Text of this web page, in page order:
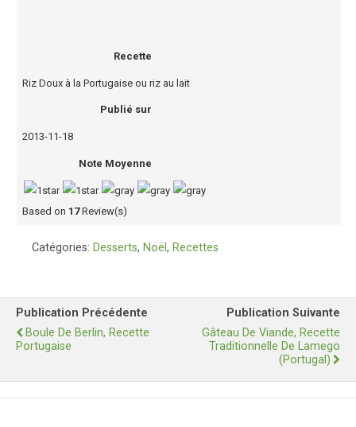
Recette
Riz Doux à la Portugaise ou riz au lait
Publié sur
2013-11-18
Note Moyenne
Based on 17 Review(s)
Catégories: Desserts, Noël , Recettes
Publication Précédente
Boule De Berlin, Recette
Portugaise
Publication Suivante
Gâteau De Viande, Recette
Traditionnelle De Lamego
(Portugal)